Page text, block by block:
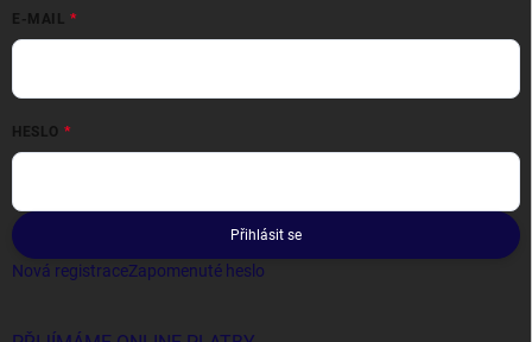
E-MAIL
HESLO
Přihlásit se
Nová registraceZapomenuté heslo